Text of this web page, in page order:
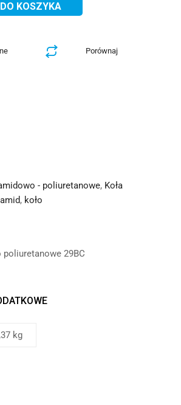
KOSZYKA
Porównaj
- poliuretanowe, Koła
, koło
poliuretanowe 29BC
kg